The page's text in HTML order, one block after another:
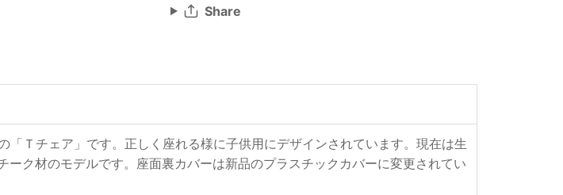
Share
Ｔチェア」です。正しく座れる様に子供用にデザインされています。現在は生
ク材のモデルです。座面裏カバーは新品のプラスチックカバーに変更されてい